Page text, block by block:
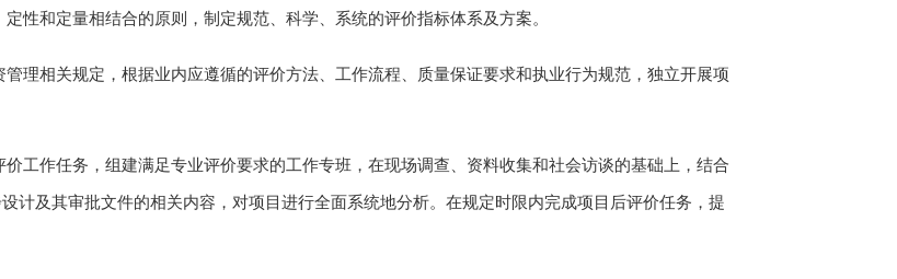
定性和定量相结合的原则，制定规范、科学、系统的评价指标体系及方案。
管理相关规定，根据业内应遵循的评价方法、工作流程、质量保证要求和执业行为规范，独立开展项
价工作任务 ，组建满足专业评价要求的工作专班 ，在现场调查、资料收集和社会访谈的基础上，结合
计及其审批文件的相关内容，对项目进行全面系统地分析。 在规定时限内完成项目后评价任务，提